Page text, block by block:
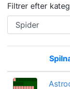
Filtrer efter
Thumbnail